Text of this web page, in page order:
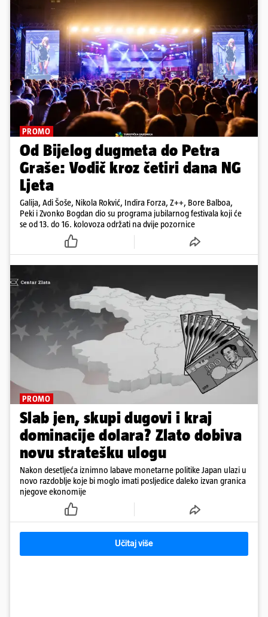
PROMO
Od Bijelog dugmeta do Petra
Graše: Vodič kroz četiri dana NG
Ljeta
Galija, Adi Šoše, Nikola Rokvić, Indira Forza, Z++, Bore Balboa,
Peki i Zvonko Bogdan dio su programa jubilarnog festivala koji će
se od 13. do 16. kolovoza održati na dvije pozornice
PROMO
Slab jen, skupi dugovi i kraj
dominacije dolara? Zlato dobiva
novu stratešku ulogu
Nakon desetljeća iznimno labave monetarne politike Japan ulazi u
novo razdoblje koje bi moglo imati posljedice daleko izvan granica
njegove ekonomije
Učitaj više